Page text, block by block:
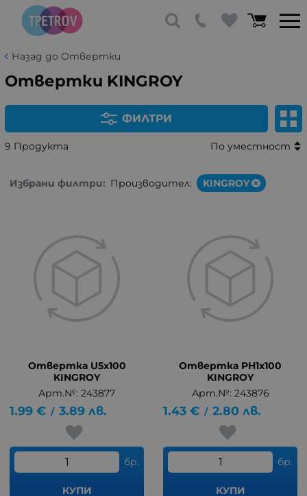
Назад до Отвертки
Отвертки KINGROY
ФИЛТРИ
9 Продукта По уместност
Избрани филтри: Производител: KINGROY
Отвертка U5x100
KINGROY
Арт.№: 243877
1.99 € / 3.89 лв.
бр.
КУПИ
Отвертка PH1x100
KINGROY
Арт.№: 243876
1.43 € / 2.80 лв.
бр.
КУПИ